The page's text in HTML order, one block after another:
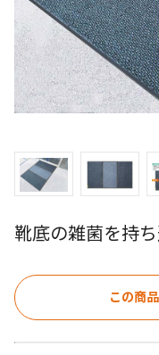
靴底の雑菌を持
この商